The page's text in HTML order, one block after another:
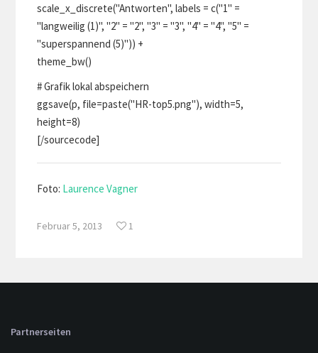
scale_x_discrete("Antworten", labels = c("1" =
"langweilig (1)", "2" = "2", "3" = "3", "4" = "4", "5" =
"superspannend (5)")) +
theme_bw()
# Grafik lokal abspeichern
ggsave(p, file=paste("HR-top5.png"), width=5,
height=8)
[/sourcecode]
Foto: Laurence Vagner
Februar 5, 2013 1
Partnerseiten